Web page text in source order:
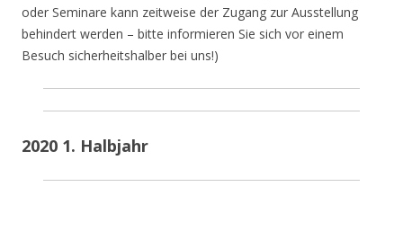
oder Seminare kann zeitweise der Zugang zur Ausstellung
behindert werden – bitte informieren Sie sich vor einem
Besuch sicherheitshalber bei uns!)
2020 1. Halbjahr